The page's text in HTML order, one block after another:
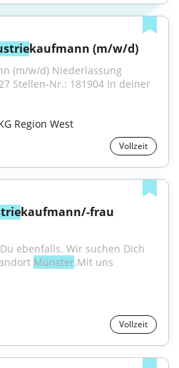
kaufmann (m/w/d)
Stellen-Nr.: 181904 In deiner
Region West
Vollzeit
kaufmann/​-frau
ebenfalls. Wir suchen Dich
Münster.Mit uns
Vollzeit